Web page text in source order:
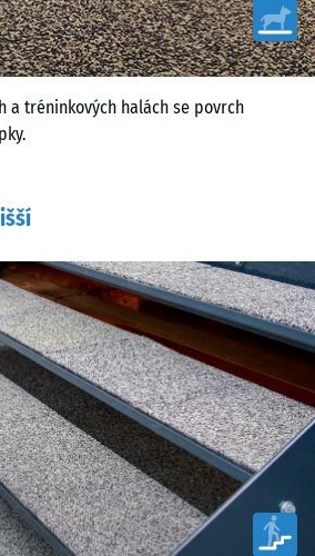
a tréninkových halách se povrch